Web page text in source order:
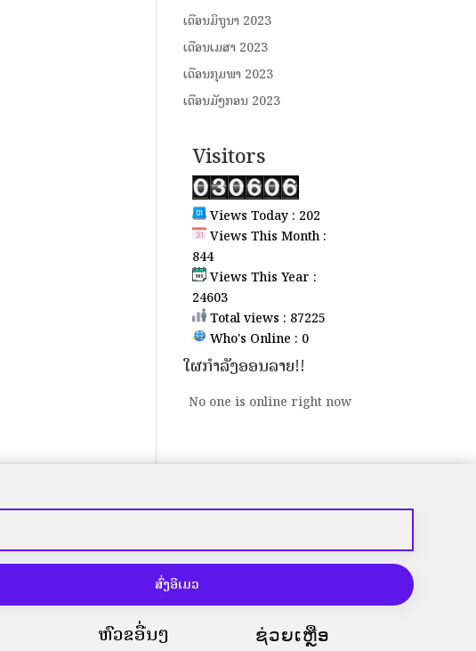
ເດືອນມິຖຸນາ 2023
ເດືອນເມສາ 2023
ເດືອນກຸມພາ 2023
ເດືອນມັງກອນ 2023
Visitors
Views Today : 202
Views This Month :
844
Views This Year :
24603
Total views : 87225
Who's Online : 0
ໃຜກຳລັງອອນລາຍ!!
No one is online right now
ສົ່ງອີເມວ
ຫົວຂໍ້ອື່ນໆ ຊ່ວຍເຫຼືອ